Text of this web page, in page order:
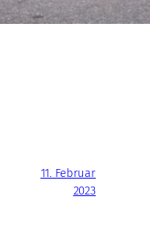
11. Februar
2023